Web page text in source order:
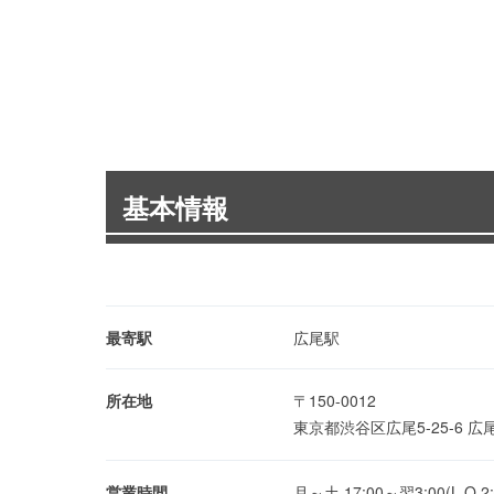
基本情報
最寄駅 広尾駅
所在地
〒150-0012
東京都渋谷区広尾5-25-6 広